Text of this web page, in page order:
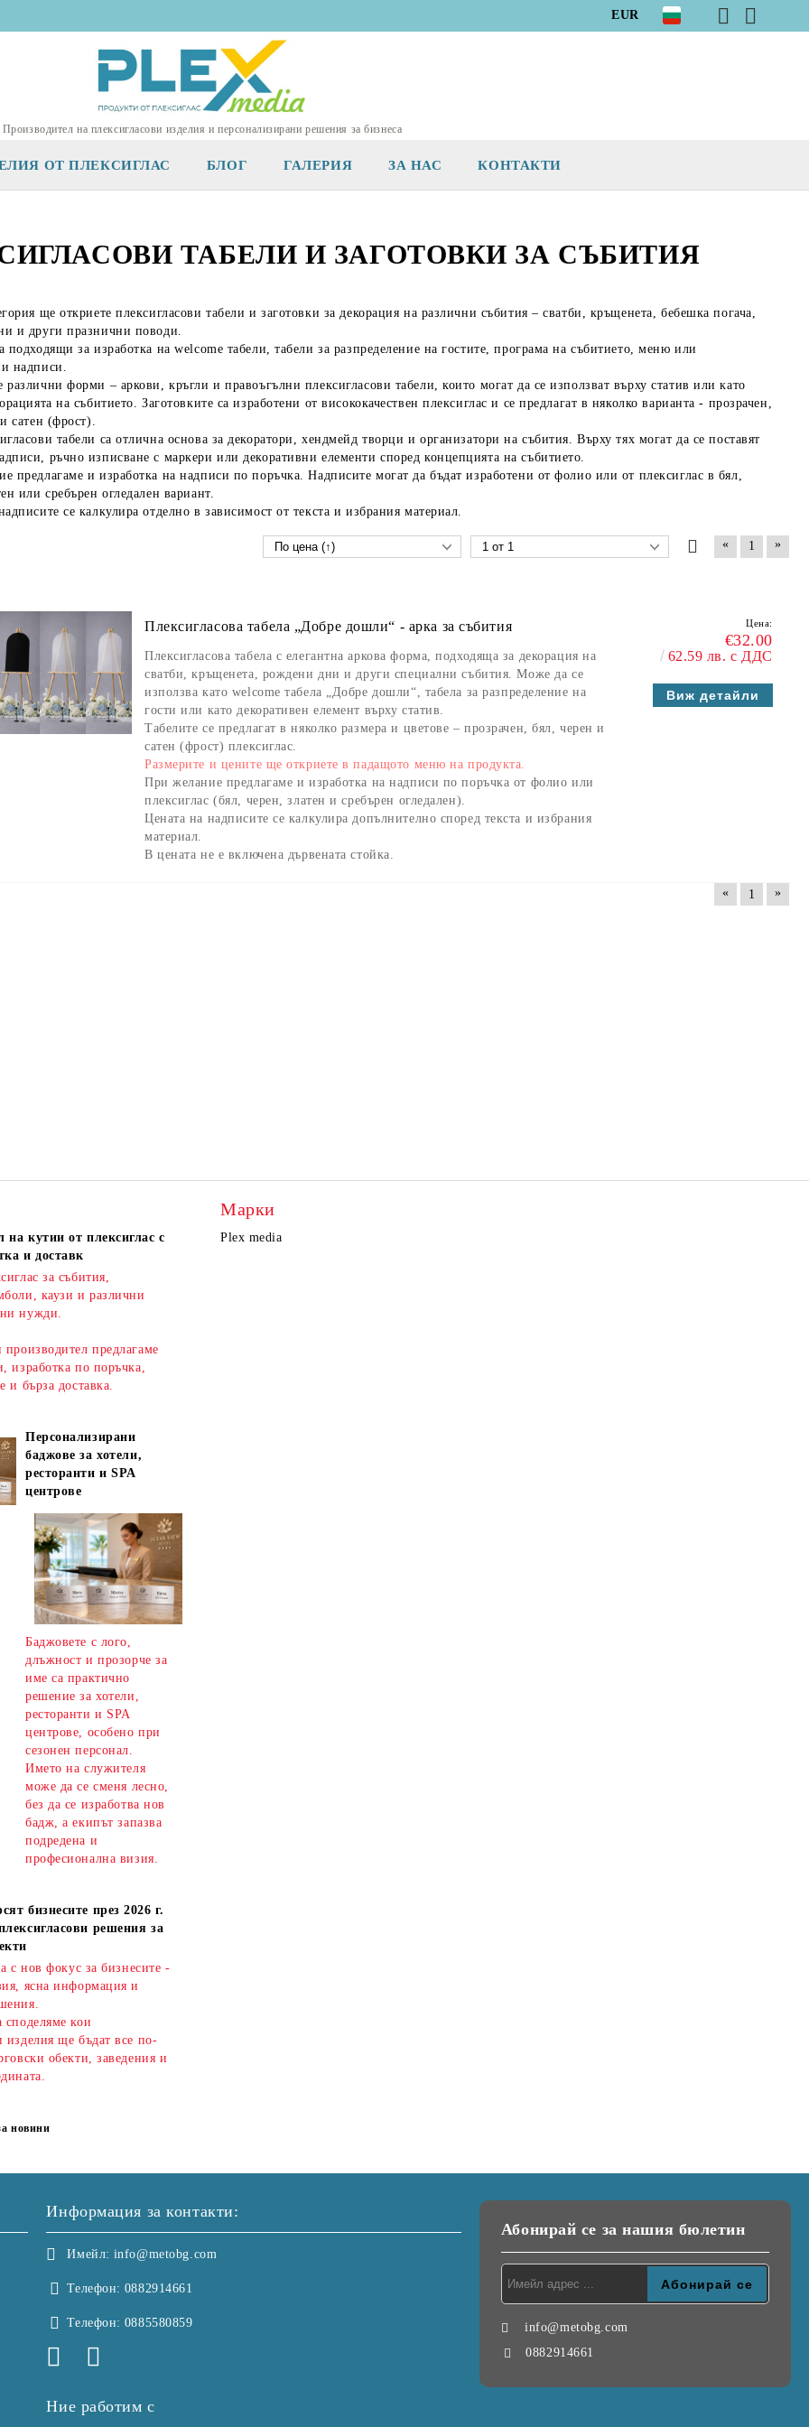
EUR
Производител на плексигласови изделия и персонализирани решения за бизнеса
ОТ ПЛЕКСИГЛАС БЛОГ ГАЛЕРИЯ ЗА НАС КОНТАКТИ
ТАБЕЛИ И ЗАГОТОВКИ ЗА СЪБИТИЯ
ще откриете плексигласови табели и заготовки за декорация на различни събития – сватби, кръщенета, бебешка погача,
и други празнични поводи.
подходящи за изработка на welcome табели, табели за разпределение на гостите, програма на събитието, меню или
надписи.
различни форми – аркови, кръгли и правоъгълни плексигласови табели, които могат да се използват върху статив или като
на събитието. Заготовките са изработени от висококачествен плексиглас и се предлагат в няколко варианта - прозрачен,
сатен (фрост).
табели са отлична основа за декоратори, хендмейд творци и организатори на събития. Върху тях могат да се поставят
ръчно изписване с маркери или декоративни елементи според концепцията на събитието.
предлагаме и изработка на надписи по поръчка. Надписите могат да бъдат изработени от фолио или от плексиглас в бял,
или сребърен огледален вариант.
се калкулира отделно в зависимост от текста и избрания материал.
« 1 »
Плексигласова табела „Добре дошли“ - арка за събития
Плексигласова табела с елегантна аркова форма, подходяща за декорация на
сватби, кръщенета, рождени дни и други специални събития. Може да се
използва като welcome табела „Добре дошли“, табела заразпределение на
гости или като декоративен елемент върху статив.
Табелите се предлагат вняколко размера и цветове – прозрачен, бял, черен и
сатен (фрост) плексиглас.
Размерите и цените ще откриете в падащото меню на продукта.
При желание предлагаме и изработка на надписи по поръчка от фолио или
плексиглас (бял, черен, златен и сребърен огледален).
Цената на надписите се калкулира допълнително според текста и избрания
материал.
В цената не е включена дървената стойка.
Цена:
€32.00
62.59 лв. с ДДС
Виж детайли
« 1 »
на кутии от плексиглас с
и доставк
за събития,
каузи и различни
нужди.
производител предлагаме
изработка по поръчка,
и бърза доставка.
Персонализирани
баджове за хотели,
ресторанти и SPA
центрове
Баджовете с лого,
длъжност и прозорче за
име са практично
решение за хотели,
ресторанти и SPA
центрове, особено при
сезонен персонал.
Името на служителя
може да се сменя лесно,
без да се изработва нов
бадж, а екипът запазва
подредена и
професионална визия.
бизнесите през 2026 г.
решения за
с нов фокус за бизнесите -
ясна информация и
кои
изделия ще бъдат все по-
обекти, заведения и
новини
Марки
Plex media
Информация за контакти:
Имейл: info@metobg.com
Телефон: 0882914661
Телефон: 0885580859
Ние работим с
Абонирай се за нашия бюлетин
info@metobg.com
0882914661